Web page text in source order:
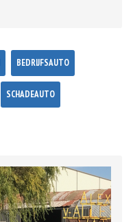
BEDRIJFSAUTO
SCHADEAUTO